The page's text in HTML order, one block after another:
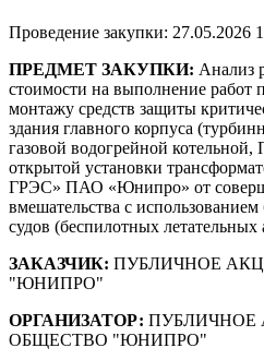
Проведение закупки: 27.05.2026
ПРЕДМЕТ ЗАКУПКИ: Анализ
стоимости на выполнение работ
монтажу средств защиты
здания главного корпуса
газовой водогрейной котельной,
открытой установки
ГРЭС» ПАО «Юнипро» от
вмешательства с
судов (беспилотных летательных
ЗАКАЗЧИК: ПУБЛИЧНОЕ
"ЮНИПРО"
ОРГАНИЗАТОР: ПУБЛИЧНОЕ
ОБЩЕСТВО "ЮНИПРО"